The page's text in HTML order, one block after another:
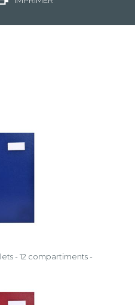
- 12 compartiments -